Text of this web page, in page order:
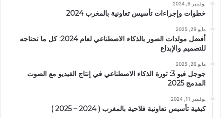
نوفمبر 6, 2024
خطوات وإجراءات تأسيس تعاونية بالمغرب 2024
مايو 29, 2025
أفضل مولدات الصور بالذكاء الاصطناعي لعام 2024: كل ما تحتاجه
للتصميم والإبداع
مايو 26, 2025
جوجل فيو 3: ثورة الذكاء الاصطناعي في إنتاج الفيديو مع الصوت
المدمج 2025
نوفمبر 11, 2024
كيفية تأسيس تعاونية فلاحية بالمغرب ( 2024 – 2025 )